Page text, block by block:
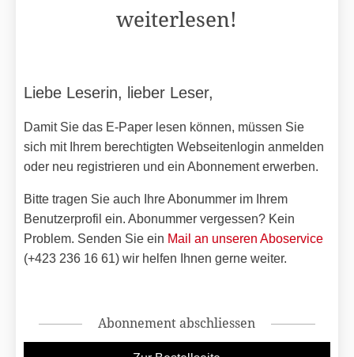
weiterlesen!
Liebe Leserin, lieber Leser,
Damit Sie das E-Paper lesen können, müssen Sie
sich mit Ihrem berechtigten Webseitenlogin anmelden
oder neu registrieren und ein Abonnement erwerben.
Bitte tragen Sie auch Ihre Abonummer im Ihrem
Benutzerprofil ein. Abonummer vergessen? Kein
Problem. Senden Sie ein Mail an unseren Aboservice
(+423 236 16 61) wir helfen Ihnen gerne weiter.
Abonnement abschliessen